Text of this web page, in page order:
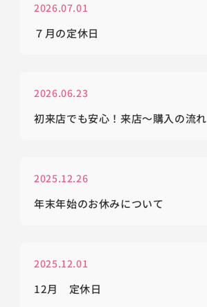
2026.07.01
７月の定休日
2026.06.23
初来店でも安心！来店～購入の流れ
2025.12.26
年末年始のお休みについて
2025.12.01
12月 定休日